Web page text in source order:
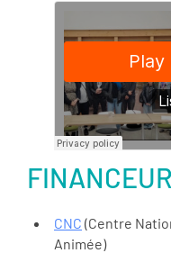
CNC (Centre
Animée)